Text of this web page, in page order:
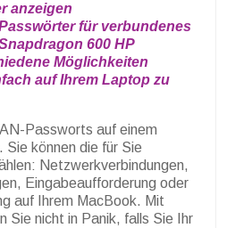
anzeigen
für verbundenes
600 HP
Möglichkeiten
auf Ihrem Laptop zu
Passworts auf einem
Sie können die für Sie
Netzwerkverbindungen,
Eingabeaufforderung oder
auf Ihrem MacBook. Mit
Sie nicht in Panik, falls Sie Ihr